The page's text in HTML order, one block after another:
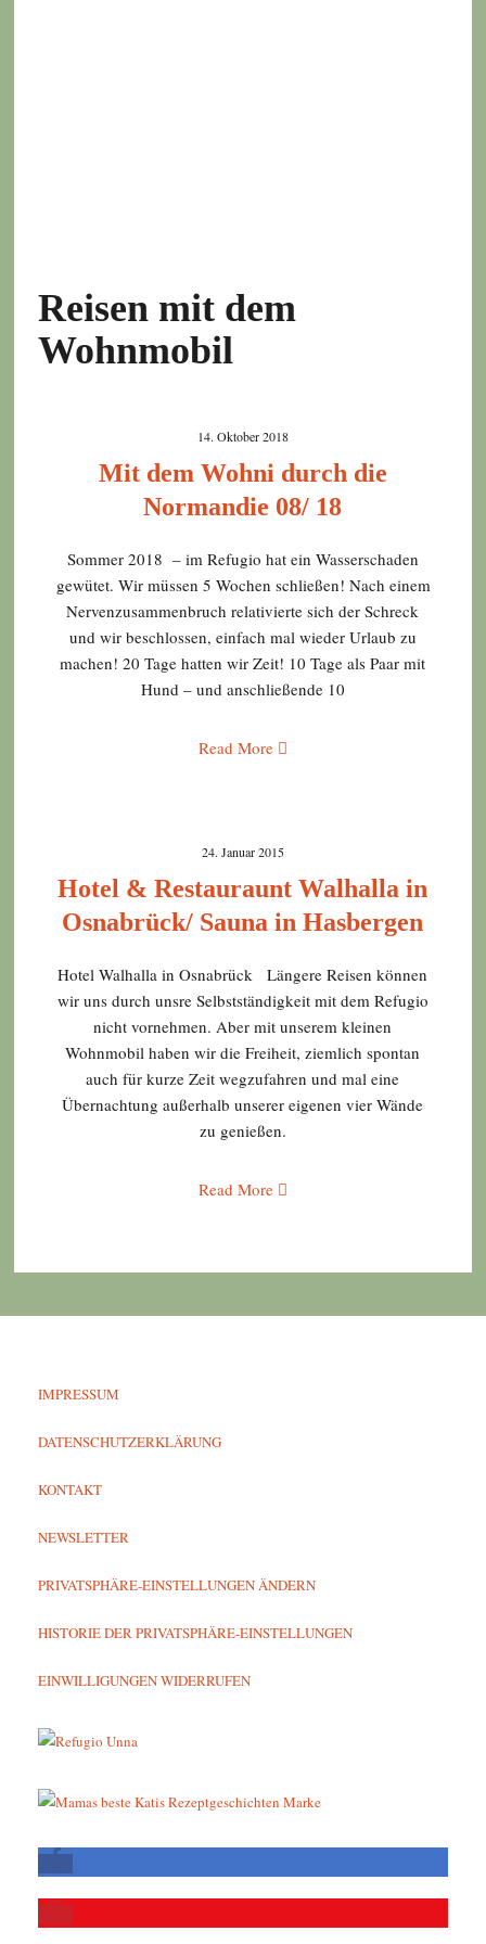
Reisen mit dem
Wohnmobil
14. Oktober 2018
Mit dem Wohni durch die
Normandie 08/ 18
Sommer 2018 – im Refugio hat ein Wasserschaden
gewütet. Wir müssen 5 Wochen schließen! Nach einem
Nervenzusammenbruch relativierte sich der Schreck
und wir beschlossen, einfach mal wieder Urlaub zu
machen! 20 Tage hatten wir Zeit! 10 Tage als Paar mit
Hund – und anschließende 10
Read More
24. Januar 2015
Hotel & Restauraunt Walhalla in
Osnabrück/ Sauna in Hasbergen
Hotel Walhalla in Osnabrück Längere Reisen können
wir uns durch unsre Selbstständigkeit mit dem Refugio
nicht vornehmen. Aber mit unserem kleinen
Wohnmobil haben wir die Freiheit, ziemlich spontan
auch für kurze Zeit wegzufahren und mal eine
Übernachtung außerhalb unserer eigenen vier Wände
zu genießen.
Read More
IMPRESSUM
DATENSCHUTZERKLÄRUNG
KONTAKT
NEWSLETTER
PRIVATSPHÄRE-EINSTELLUNGEN ÄNDERN
HISTORIE DER PRIVATSPHÄRE-EINSTELLUNGEN
EINWILLIGUNGEN WIDERRUFEN